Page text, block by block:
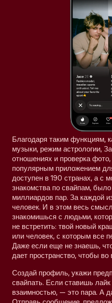
Благодаря таким функциям,
музыки, режим астрологии,
отношениях и проверка
популярным приложением
доступен в 190 странах, а с
знакомства по свайпам,
миллиардов пар. За каждой
человек. И в этом весь
знакомишься с людьми,
не встретить: твой новый
или человек, с которым все
Даже если еще не знаешь,
дает пространство, чтобы во
Создай профиль, укажи
свайпать. Если ставишь
взаимностью, — это пара. А